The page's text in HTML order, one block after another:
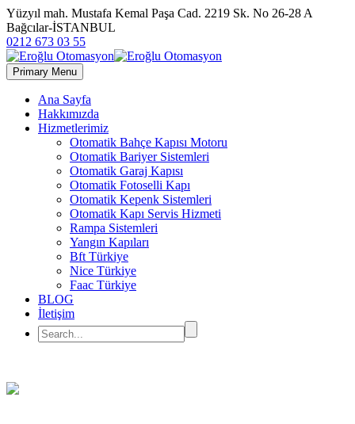
Yüzyıl mah. Mustafa Kemal Paşa Cad. 2219 Sk. No 26-28 A
Bağcılar-İSTANBUL
0212 673 03 55
Primary Menu
Ana Sayfa
Hakkımızda
Hizmetlerimiz
Otomatik Bahçe Kapısı Motoru
Otomatik Bariyer Sistemleri
Otomatik Garaj Kapısı
Otomatik Fotoselli Kapı
Otomatik Kepenk Sistemleri
Otomatik Kapı Servis Hizmeti
Rampa Sistemleri
Yangın Kapıları
Bft Türkiye
Nice Türkiye
Faac Türkiye
BLOG
İletişim